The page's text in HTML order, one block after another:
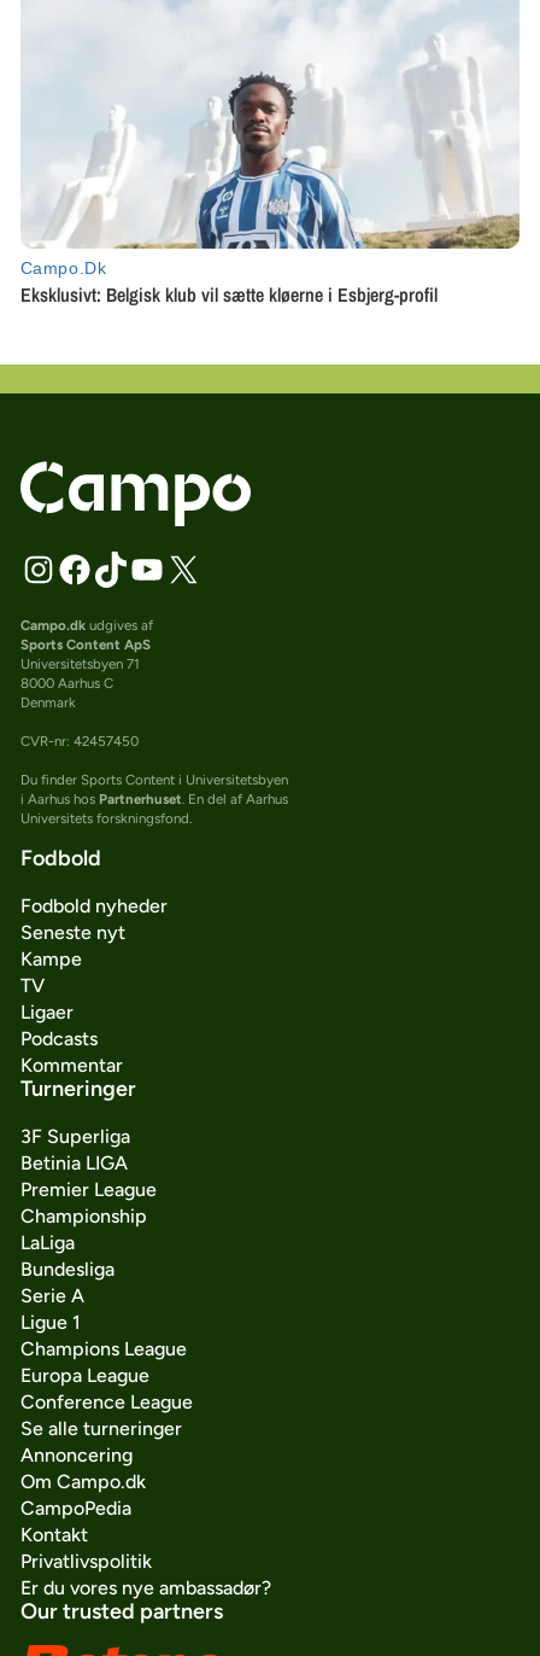
Campo.dkudgives af
Sports Content ApS
Universitetsbyen 71
8000 Aarhus C
Denmark
CVR-nr: 42457450
Du finder Sports Content i Universitetsbyen
i Aarhus hos Partnerhuset. En del af Aarhus
Universitets forskningsfond.
Fodbold
Fodbold nyheder
Seneste nyt
Kampe
TV
Ligaer
Podcasts
Kommentar
Turneringer
3F Superliga
Betinia LIGA
Premier League
Championship
LaLiga
Bundesliga
Serie A
Ligue 1
Champions League
Europa League
Conference League
Se alle turneringer
Annoncering
Om Campo.dk
CampoPedia
Kontakt
Privatlivspolitik
Er du vores nye ambassadør?
Our trusted partners